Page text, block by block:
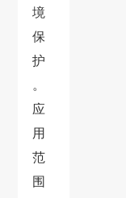
境
保
护
。
应
用
范
围